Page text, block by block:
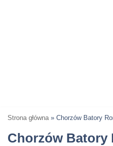
Strona główna » Chorzów Batory
Chorzów Batory